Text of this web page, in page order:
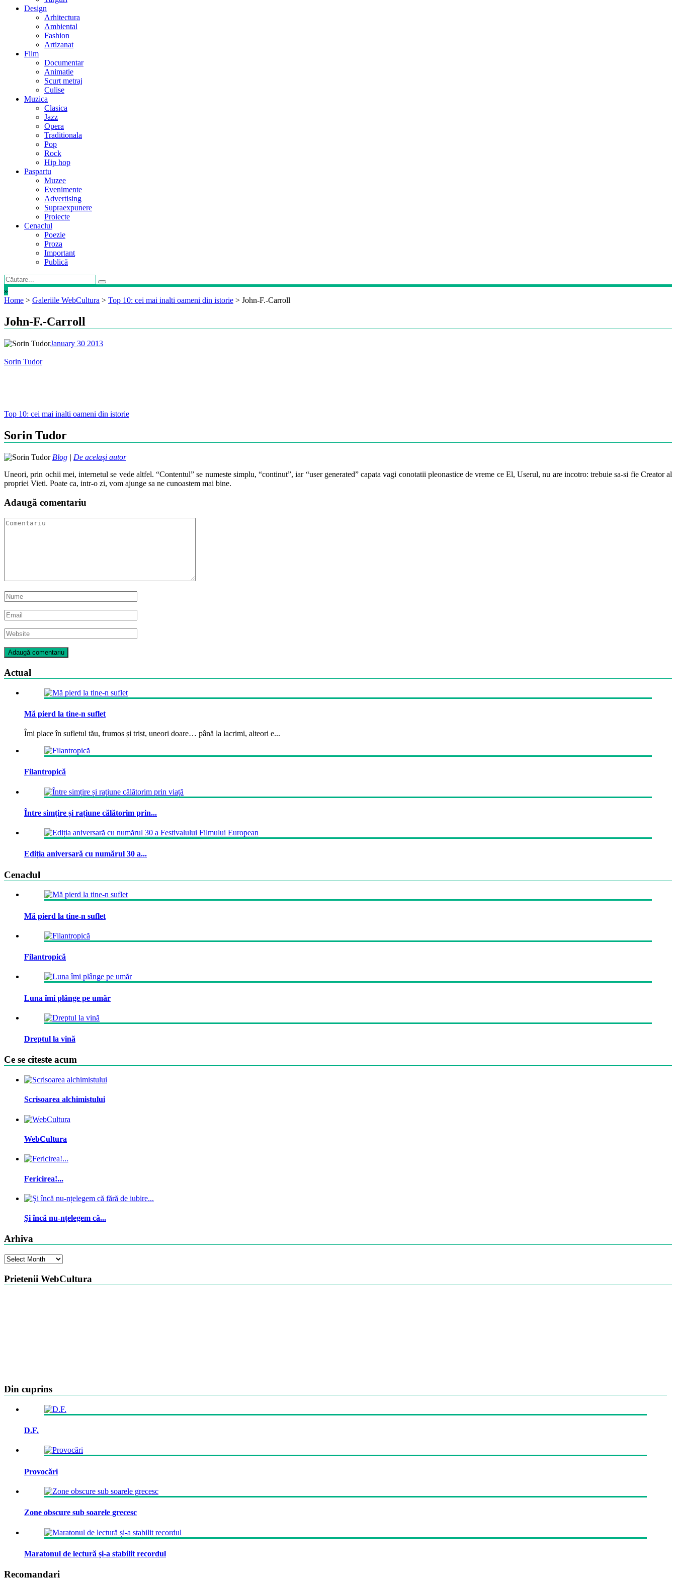
Design
Arhitectura
Ambiental
Fashion
Artizanat
Film
Documentar
Animatie
Scurt metraj
Culise
Muzica
Clasica
Jazz
Opera
Traditionala
Pop
Rock
Hip hop
Paspartu
Muzee
Evenimente
Advertising
Supraexpunere
Proiecte
Cenaclul
Poezie
Proza
Important
Publică
»
Home > Galeriile WebCultura > Top 10: cei mai inalti oameni din istorie > John-F.-Carroll
John-F.-Carroll
January 30 2013
Sorin Tudor
Post
navigation
Top 10: cei mai inalti oameni din istorie
Sorin Tudor
Blog | De același autor
Uneori, prin ochii mei, internetul se vede altfel. “Contentul” se numeste simplu, “continut”, iar “user generated” capata vagi conotatii pleonastice de vreme ce El, Userul, nu are incotro: trebuie sa-si fie Creator al
propriei Vieti. Poate ca, intr-o zi, vom ajunge sa ne cunoastem mai bine.
Adaugă comentariu
Actual
Mă pierd la tine-n suflet
Îmi place în sufletul tău, frumos și trist, uneori doare… până la lacrimi, alteori e...
Filantropică
Între simțire și rațiune călătorim prin...
Ediția aniversară cu numărul 30 a...
Cenaclul
Mă pierd la tine-n suflet
Filantropică
Luna îmi plânge pe umăr
Dreptul la vină
Ce se citeste acum
Scrisoarea alchimistului
WebCultura
Fericirea!...
Și încă nu-nțelegem că...
Arhiva
Arhiva
Prietenii WebCultura
Din cuprins
D.F.
Provocări
Zone obscure sub soarele grecesc
Maratonul de lectură și-a stabilit recordul
Recomandari